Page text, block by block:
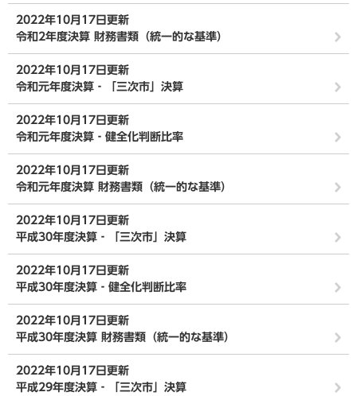
2022年10月17日更新
令和2年度決算 財務書類（統一的な基準）
2022年10月17日更新
令和元年度決算‐「三次市」決算
2022年10月17日更新
令和元年度決算‐健全化判断比率
2022年10月17日更新
令和元年度決算 財務書類（統一的な基準）
2022年10月17日更新
平成30年度決算‐「三次市」決算
2022年10月17日更新
平成30年度決算‐健全化判断比率
2022年10月17日更新
平成30年度決算 財務書類（統一的な基準）
2022年10月17日更新
平成29年度決算‐「三次市」決算